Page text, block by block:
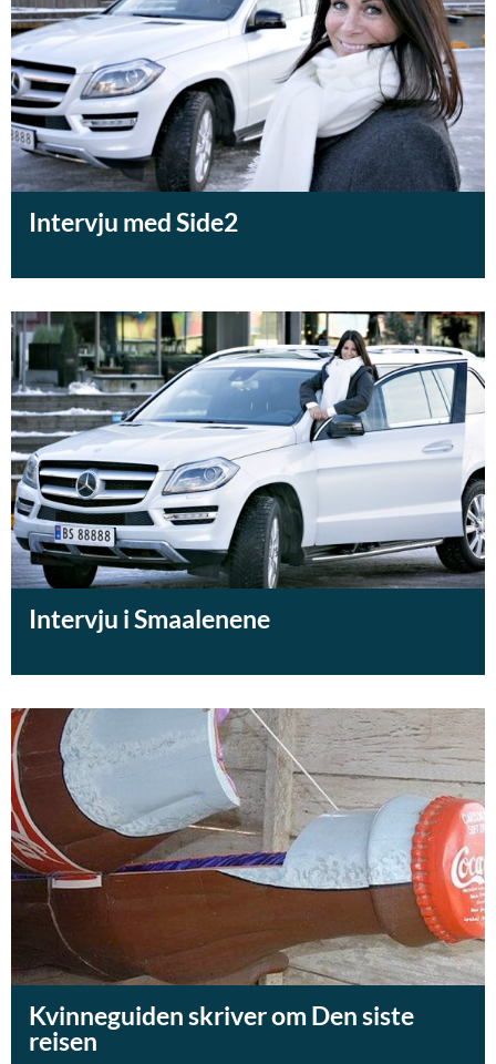
Intervju med Side2
Intervju i Smaalenene
Kvinneguiden skriver om Den siste
reisen